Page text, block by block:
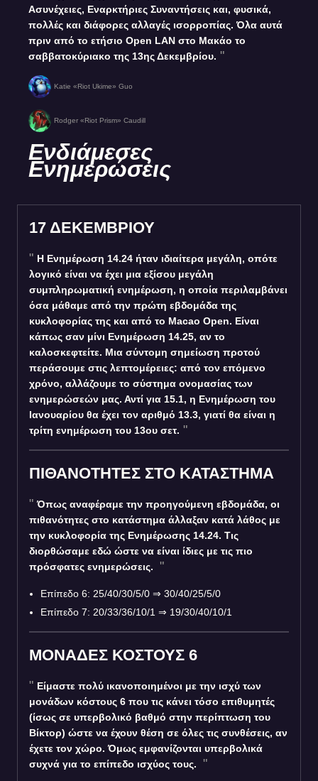
Ασυνέχειες, Εναρκτήριες Συναντήσεις και, φυσικά,
πολλές και διάφορες αλλαγές ισορροπίας. Όλα αυτά
πριν από το ετήσιο Open LAN στο Μακάο το
σαββατοκύριακο της 13ης Δεκεμβρίου.
Katie «Riot Ukime» Guo
Rodger «Riot Prism» Caudill
Ενδιάμεσες
Ενημερώσεις
17 ΔΕΚΕΜΒΡΙΟΥ
Η Ενημέρωση 14.24 ήταν ιδιαίτερα μεγάλη, οπότε
λογικό είναι να έχει μια εξίσου μεγάλη
συμπληρωματική ενημέρωση, η οποία περιλαμβάνει
όσα μάθαμε από την πρώτη εβδομάδα της
κυκλοφορίας της και από το Macao Open. Είναι
κάπως σαν μίνι Ενημέρωση 14.25, αν το
καλοσκεφτείτε. Μια σύντομη σημείωση προτού
περάσουμε στις λεπτομέρειες: από τον επόμενο
χρόνο, αλλάζουμε το σύστημα ονομασίας των
ενημερώσεών μας. Αντί για 15.1, η Ενημέρωση του
Ιανουαρίου θα έχει τον αριθμό 13.3, γιατί θα είναι η
τρίτη ενημέρωση του 13ου σετ.
ΠΙΘΑΝΟΤΗΤΕΣ ΣΤΟ ΚΑΤΑΣΤΗΜΑ
Όπως αναφέραμε την προηγούμενη εβδομάδα, οι
πιθανότητες στο κατάστημα άλλαξαν κατά λάθος με
την κυκλοφορία της Ενημέρωσης 14.24. Τις
διορθώσαμε εδώ ώστε να είναι ίδιες με τις πιο
πρόσφατες ενημερώσεις.
Επίπεδο 6: 25/40/30/5/0 ⇒ 30/40/25/5/0
Επίπεδο 7: 20/33/36/10/1 ⇒ 19/30/40/10/1
ΜΟΝΑΔΕΣ ΚΟΣΤΟΥΣ 6
Είμαστε πολύ ικανοποιημένοι με την ισχύ των
μονάδων κόστους 6 που τις κάνει τόσο επιθυμητές
(ίσως σε υπερβολικό βαθμό στην περίπτωση του
Βίκτορ) ώστε να έχουν θέση σε όλες τις συνθέσεις, αν
έχετε τον χώρο. Όμως εμφανίζονται υπερβολικά
συχνά για το επίπεδο ισχύος τους.